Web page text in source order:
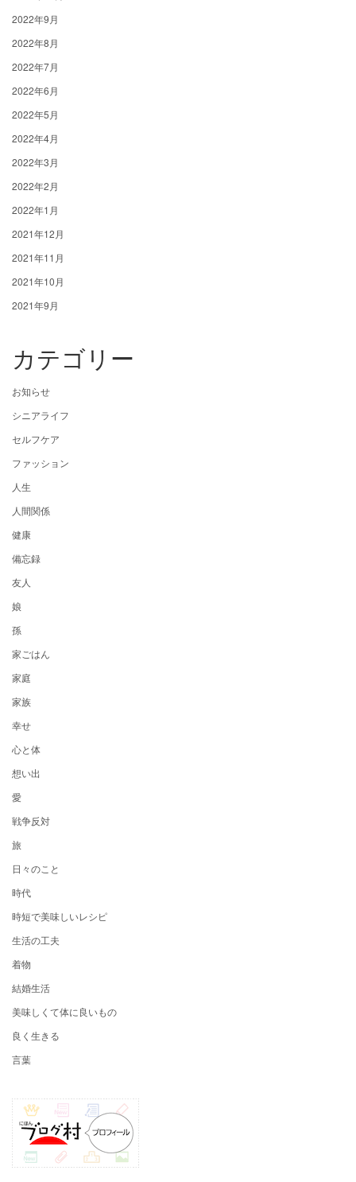
2022年9月
2022年8月
2022年7月
2022年6月
2022年5月
2022年4月
2022年3月
2022年2月
2022年1月
2021年12月
2021年11月
2021年10月
2021年9月
カテゴリー
お知らせ
シニアライフ
セルフケア
ファッション
人生
人間関係
健康
備忘録
友人
娘
孫
家ごはん
家庭
家族
幸せ
心と体
想い出
愛
戦争反対
旅
日々のこと
時代
時短で美味しいレシピ
生活の工夫
着物
結婚生活
美味しくて体に良いもの
良く生きる
言葉